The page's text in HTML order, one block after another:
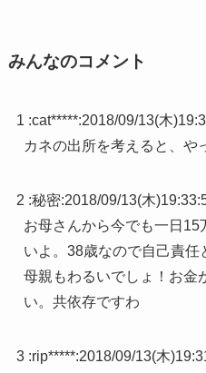
みんなのコメント
1 :cat*****:2018/09/13(木
カネの出所を考えると、や
2 :秘密:2018/09/13(木
お母さんから今でも一日15
いよ。38歳なので自己責
母親もわるいでしょ！お金
い。共依存ですわ
3 :rip*****:2018/09/13(木